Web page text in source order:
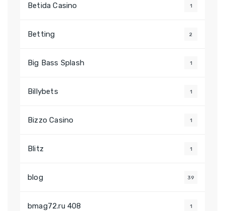
Betida Casino 1
Betting 2
Big Bass Splash 1
Billybets 1
Bizzo Casino 1
Blitz 1
blog 39
bmag72.ru 408 1